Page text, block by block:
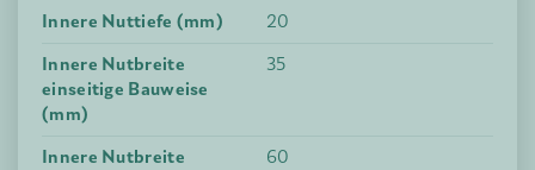
Innere Nuttiefe (mm)
20
Innere Nutbreite
einseitige Bauweise
(mm)
35
Innere Nutbreite
60